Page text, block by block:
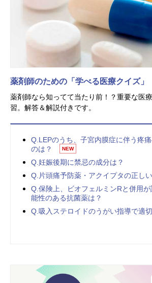
薬剤師のための「学べる医療クイズ」
薬剤師なら知ってて当たり前！？重要な医
習。解答＆解説付きです。
Q.LEPのうち、子宮内膜症に伴う疼
のは？
NEW
Q.妊娠後期に禁忌の成分は？
Q.片頭痛予防薬・アクイプタの正し
Q.保険上、ビオフェルミンRと併用
能性のある抗菌薬は？
Q.吸入ステロイドのうがい指導で適